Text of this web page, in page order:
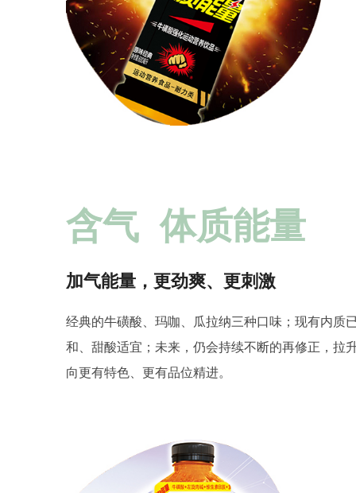
含气 体质能量
加气能量，更劲爽、更刺激
经典的牛磺酸、玛咖、瓜拉纳三种口味；现有内质
和、甜酸适宜；未来，仍会持续不断的再修正，拉
向更有特色、更有品位精进。